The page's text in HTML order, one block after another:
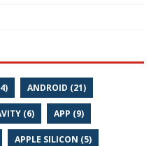
ANDROID (21)
(6) APP (9)
APPLE SILICON (5)